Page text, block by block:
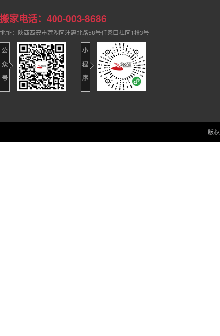
搬家电话：400-003-8686
地址：陕西西安市莲湖区沣惠北路58号任家口社区1排3号
版